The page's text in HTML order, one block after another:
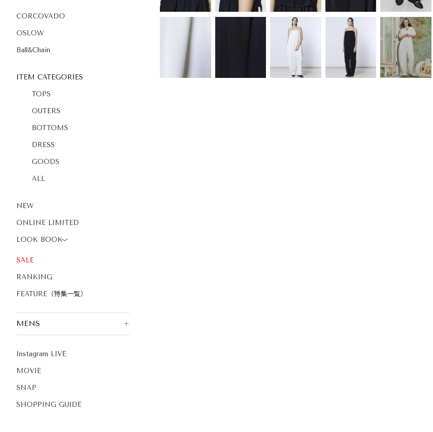
CORCOVADO
OSLOW
Ball&Chain
ITEM CATEGORIES
TOPS
OUTERS
BOTTOMS
DRESS
GOODS
ALL
NEW
ONLINE LIMITED
LOOK BOOK〉
SALE
RANKING
FEATURE（特集一覧）
MENS
Instagram LIVE
MOVIE
SNAP
SHOPPING GUIDE